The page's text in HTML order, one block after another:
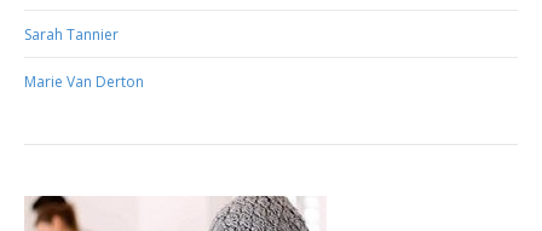
Sarah Tannier
Marie Van Derton